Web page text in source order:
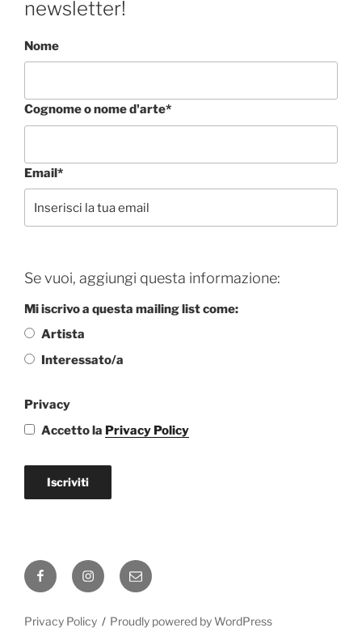
newsletter!
Nome
Cognome o nome d'arte*
Email*
Se vuoi, aggiungi questa informazione:
Mi iscrivo a questa mailing list come:
Artista
Interessato/a
Privacy
Accetto la Privacy Policy
Iscriviti
FacebookInstagramEmail
Privacy Policy Proudly powered by WordPress